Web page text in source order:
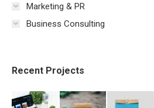
Marketing & PR
Business Consulting
Recent Projects